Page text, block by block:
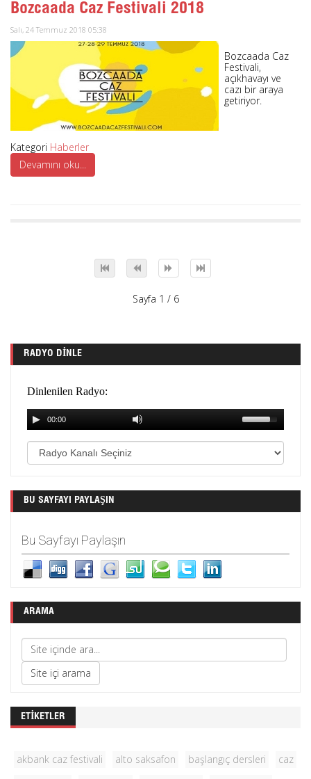
Bozcaada Caz Festivali 2018
Salı, 24 Temmuz 2018 05:38
Bozcaada Caz
Festivali,
açıkhavayı ve
cazı bir araya
getiriyor.
Kategori Haberler
Devamını oku...
Sayfa 1 / 6
RADYO DINLE
BU SAYFAYI PAYLAŞIN
Bu Sayfayı Paylaşın
ARAMA
ETIKETLER
akbank caz festivali alto saksafon başlangıç dersleri
caz